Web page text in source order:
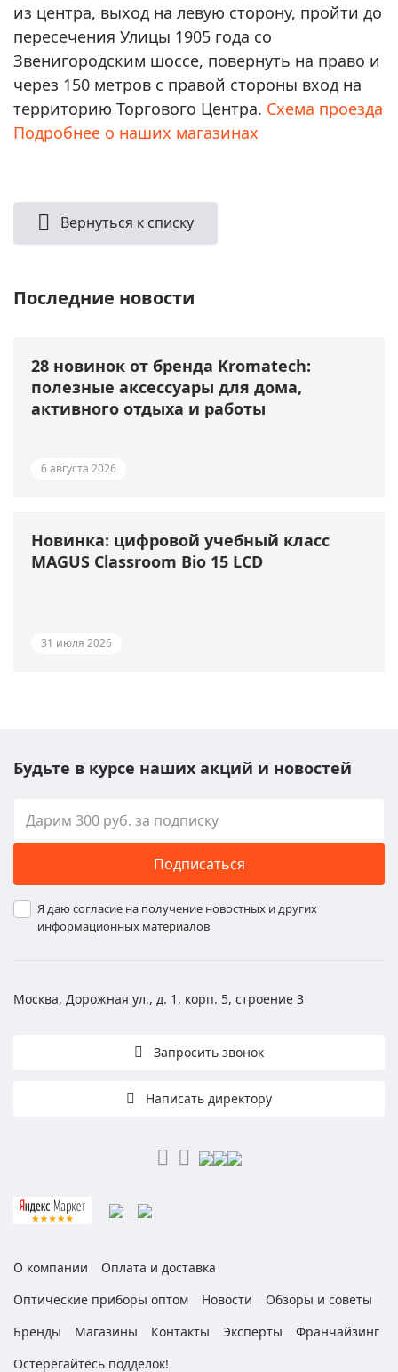
из центра, выход на левую сторону, пройти до
пересечения Улицы 1905 года со
Звенигородским шоссе, повернуть на право и
через 150 метров с правой стороны вход на
территорию Торгового Центра. Схема проезда
Подробнее о наших магазинах
Вернуться к списку
Последние новости
28 новинок от бренда Kromatech:
полезные аксессуары для дома,
активного отдыха и работы
6 августа 2026
Новинка: цифровой учебный класс
MAGUS Classroom Bio 15 LCD
31 июля 2026
Будьте в курсе наших акций и новостей
Подписаться
Я даю согласие на получение новостных и других
информационных материалов
Москва, Дорожная ул., д. 1, корп. 5, строение 3
Запросить звонок
Написать директору
О компании
Оплата и доставка
Оптические приборы оптом
Новости
Обзоры и советы
Бренды
Магазины Контакты Эксперты
Франчайзинг
Остерегайтесь подделок!